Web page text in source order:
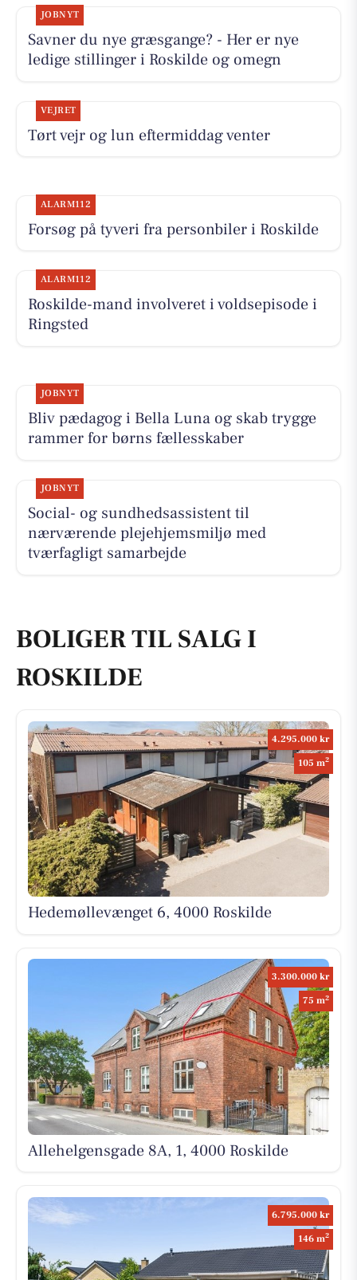
JOBNYT
Savner du nye græsgange? - Her er nye
ledige stillinger i Roskilde og omegn
VEJRET
Tørt vejr og lun eftermiddag venter
ALARM112
Forsøg på tyveri fra personbiler i Roskilde
ALARM112
Roskilde-mand involveret i voldsepisode i
Ringsted
JOBNYT
Bliv pædagog i Bella Luna og skab trygge
rammer for børns fællesskaber
JOBNYT
Social- og sundhedsassistent til
nærværende plejehjemsmiljø med
tværfagligt samarbejde
BOLIGER TIL SALG I
ROSKILDE
4.295.000 kr
105 m2
Hedemøllevænget 6, 4000 Roskilde
3.300.000 kr
75 m2
Allehelgensgade 8A, 1, 4000 Roskilde
6.795.000 kr
146 m2